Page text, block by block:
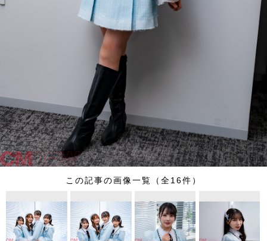
この記事の画像一覧（全16件）